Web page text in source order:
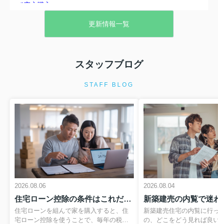
て安心購入...
れば良いのか分からないまま時間だけが過ぎてしまっ
物件紹介動画を更新しました！
号棟
3770万円
物件詳細へ
2026.07.20
物件紹介動画を更新致しました！
今回は、鶴ヶ島市上広谷の新築住宅をご紹介致します。
先日価格変更があり、2,800万円を切った本物件。
更新情報一覧
スタッフブログ
STAFF BLOG
2026.08.06
住宅ローン控除の条件はこれだけ？いくら戻るか年収別の目安も解説
住宅ローンを組んで家を購入すると、住
宅ローン控除を使うことで、毎年の税金
2026.08.04
新築建売住宅の内覧に行
の、どこをどう見れば良